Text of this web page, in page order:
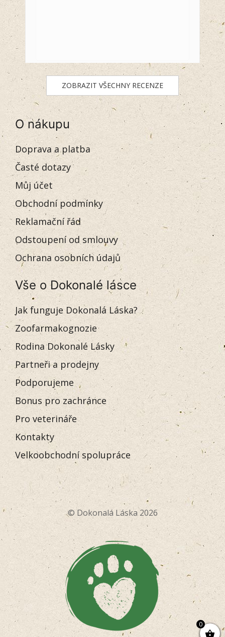
ZOBRAZIT VŠECHNY RECENZE
O nákupu
Doprava a platba
Časté dotazy
Můj účet
Obchodní podmínky
Reklamační řád
Odstoupení od smlouvy
Ochrana osobních údajů
Vše o Dokonalé lásce
Jak funguje Dokonalá Láska?
Zoofarmakognozie
Rodina Dokonalé Lásky
Partneři a prodejny
Podporujeme
Bonus pro zachránce
Pro veterináře
Kontakty
Velkoobchodní spolupráce
© Dokonalá Láska 2026
0